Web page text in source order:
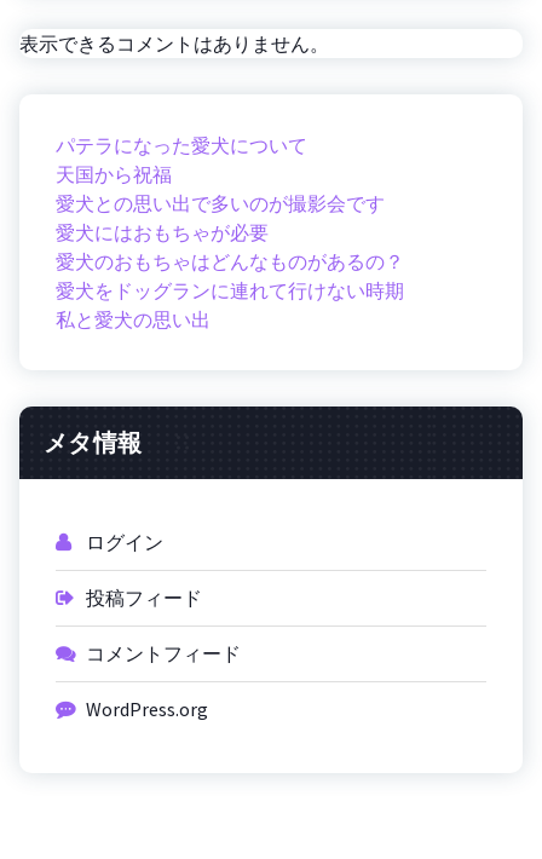
表示できるコメントはありません。
パテラになった愛犬について
天国から祝福
愛犬との思い出で多いのが撮影会です
愛犬にはおもちゃが必要
愛犬のおもちゃはどんなものがあるの？
愛犬をドッグランに連れて行けない時期
私と愛犬の思い出
メタ情報
ログイン
投稿フィード
コメントフィード
WordPress.org